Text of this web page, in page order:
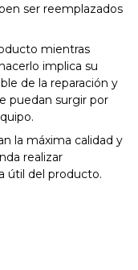
ser reemplazados
mientras
implica su
de la reparación y
puedan surgir por
la máxima calidad y
realizar
útil del producto.